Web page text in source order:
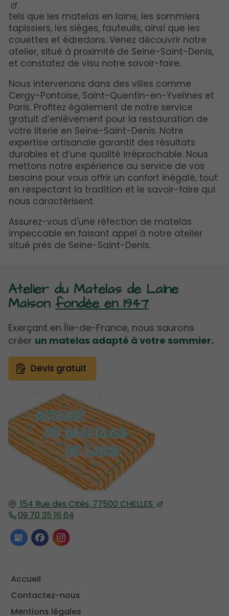
tels que les matelas en laine, les sommiers
tapissiers, les sièges, fauteuils, ainsi que les
couettes et édredons. Venez découvrir notre
atelier, situé à proximité de Seine-Saint-Denis,
et constatez de visu notre savoir-faire.
Nous intervenons dans des villes comme
Cergy-Pontoise, Saint-Quentin-en-Yvelines et
Paris. Profitez également de notre service
gratuit d’enlèvement pour la restauration de
votre literie en Seine-Saint-Denis. Notre
expertise artisanale garantit des résultats
durables et d’une qualité irréprochable. Nous
mettons notre expérience au service de vos
besoins pour vous offrir un confort inégalé, tout
en respectant la tradition et le savoir-faire qui
nous caractérisent.
Assurez-vous d'une réfection de matelas
impeccable en faisant appel à notre atelier
situé près de Seine-Saint-Denis.
154 Rue des Cités, 77500 CHELLES
09 70 35 16 64
Accueil
Contactez-nous
Mentions légales
Atelier du Matelas de Laine
Maison fondée en 1947
Exerçant en Île-de-France, nous saurons
créer un matelas adapté à votre sommier.
Devis gratuit